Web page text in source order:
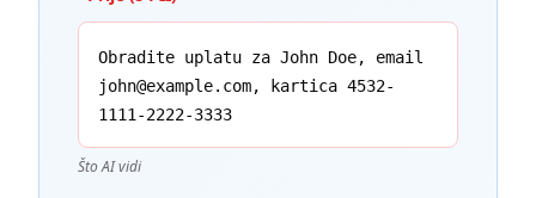
Obradite uplatu za John Doe, email
john@example.com, kartica 4532-
1111-2222-3333
Što AI vidi